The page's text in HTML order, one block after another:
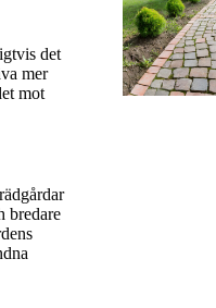
det
mer
mot
bredare